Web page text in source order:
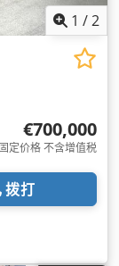
1 /2
€700,000
定价格 不含增值税
拨打